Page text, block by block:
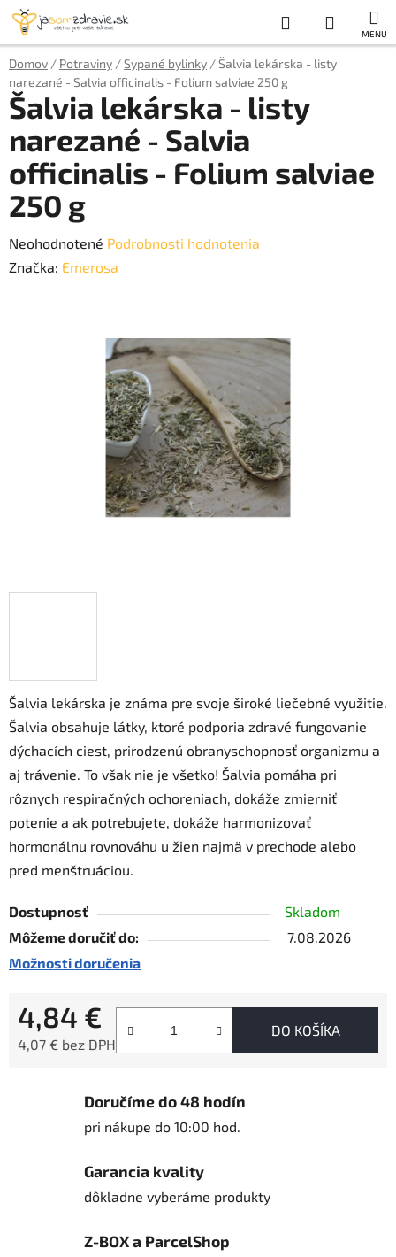
Prejsť
obsah
Hľadať
KOŠÍK
Domov / Potraviny /Sypané bylinky /Šalvia lekárska - listy
narezané - Salvia officinalis - Folium salviae 250 g
Šalvia lekárska je známa pre svoje široké liečebné využitie.
Šalvia obsahuje látky, ktoré podporia zdravé fungovanie
dýchacích ciest, prirodzenú obranyschopnosť organizmu a
aj trávenie. To však nie je všetko! Šalvia pomáha pri
rôznych respiračných ochoreniach, dokáže zmierniť
potenie a ak potrebujete, dokáže harmonizovať
hormonálnu rovnováhu u žien najmä v prechode alebo
pred menštruáciou.
Dostupnosť
Skladom
Môžeme doručiť do:
7.08.2026
Možnosti doručenia
4,84 €
4,07 € bez DPH
DO KOŠÍKA
Šalvia lekárska - listy
narezané - Salvia
officinalis - Folium salviae
250 g
Priemerné
hodnotenie
Neohodnotené Podrobnosti hodnotenia
Značka: Emerosa
Doručíme do 48 hodín
pri nákupe do 10:00 hod.
Garancia kvality
dôkladne vyberáme produkty
Z-BOX a ParcelShop